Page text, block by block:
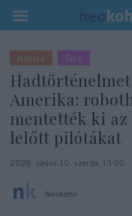
Kilépés
tartalomba
Háború Tech
Amerika:
mentették ki
lelőtt pilótákat
2026. június 10. szerda, 13:00
Neokohn